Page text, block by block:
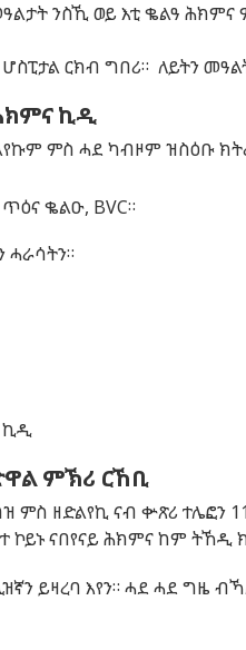
ንስኺ ወይ እቲ ቈልዓ
ርክብ ግበሪ። ለይትን
ኪዲ
ምስ ሓደ ካብዞም ዝስዕቡ
ቈልዑ, BVC።
ሓራሳትን።
ኪዲ
ምኽሪ ርኸቢ
ምስ ዘድልየኪ ናብ ቍጽሪ ተሌፎን
ኮይኑ ናበየናይ ሕክምና ከም ትኸዲ
ይዛረባ እየን። ሓደ ሓደ ግዜ